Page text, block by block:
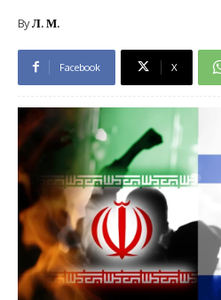
ByЛ. М.
Facebook X